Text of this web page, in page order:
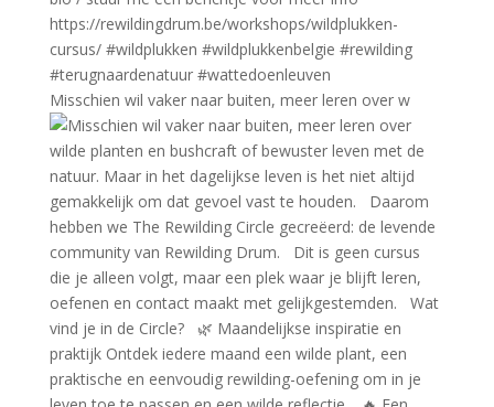
Misschien wil vaker naar buiten, meer leren over w